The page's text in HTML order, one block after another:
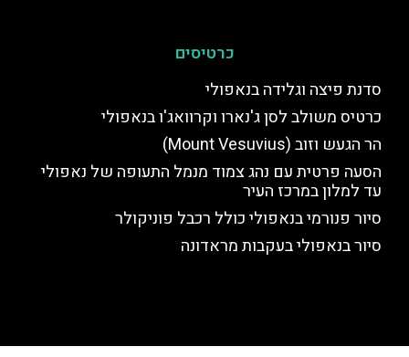
כרטיסים
סדנת פיצה וגלידה בנאפולי
כרטיס משולב לסן ג'נארו וקרוואג'ו בנאפולי
הר הגעש וזוב (Mount Vesuvius)
הסעה פרטית עם נהג צמוד מנמל התעופה של נאפולי
עד למלון במרכז העיר
סיור פנורמי בנאפולי כולל רכבל פוניקולר
סיור בנאפולי בעקבות מראדונה